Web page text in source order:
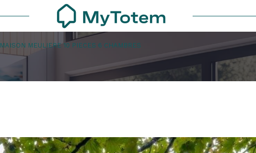
MAISON MEULIERE 10 PIECES 6 CHAMBRES